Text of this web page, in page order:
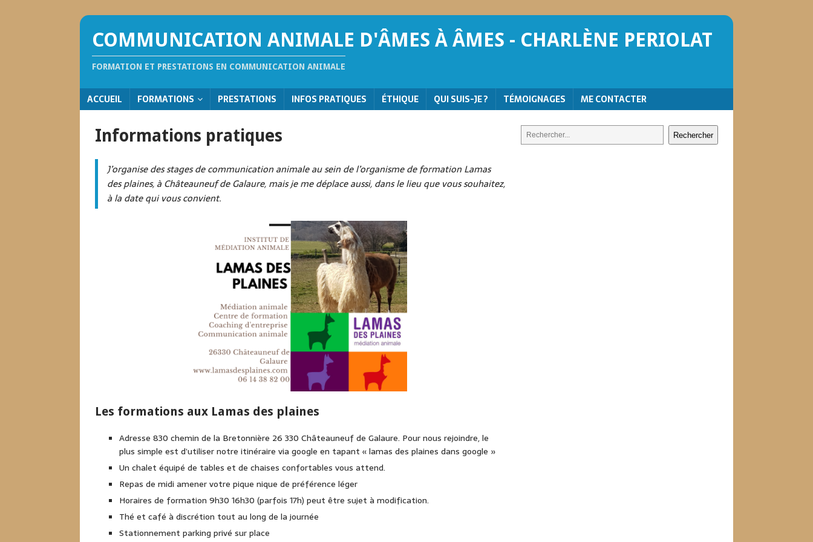
COMMUNICATION ANIMALE D'ÂMES À ÂMES - CHARLÈNE PERIOLAT
FORMATION ET PRESTATIONS EN COMMUNICATION ANIMALE
ACCUEIL FORMATIONS PRESTATIONS INFOS PRATIQUES ÉTHIQUE QUI SUIS-JE ? TÉMOIGNAGES ME CONTACTER
Informations pratiques
J’organise des stages de communication animale au sein de l’organisme de formation Lamas
des plaines, à Châteauneuf de Galaure, mais je me déplace aussi, dans le lieu que vous souhaitez,
à la date qui vous convient.
Les formations aux Lamas des plaines
Adresse 830 chemin de la Bretonnière 26 330 Châteauneuf de Galaure. Pour nous rejoindre, le
plus simple est d’utiliser notre itinéraire via google en tapant « lamas des plaines dans google »
Un chalet équipé de tables et de chaises confortables vous attend.
Repas de midi amener votre pique nique de préférence léger
Horaires de formation 9h30 16h30 (parfois 17h) peut être sujet à modification.
Thé et café à discrétion tout au long de la journée
Stationnement parking privé sur place
Rechercher